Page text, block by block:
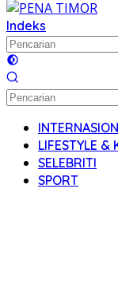
Indeks
LIFESTYLE &
SELEBRITI
SPORT